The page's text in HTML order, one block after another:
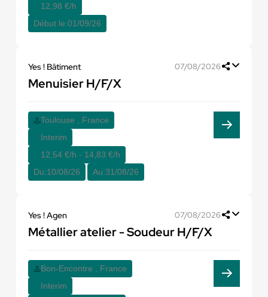
12,98 €/h
Début le:01/09/26
Yes ! Bâtiment 07/08/2026
Menuisier H/F/X
Toulouse , France
Interim
12,54 €/h - 14,83 €/h
Du:10/08/26 Au:31/08/26
Yes ! Agen 07/08/2026
Métallier atelier - Soudeur H/F/X
Bon-Encontre , France
Interim